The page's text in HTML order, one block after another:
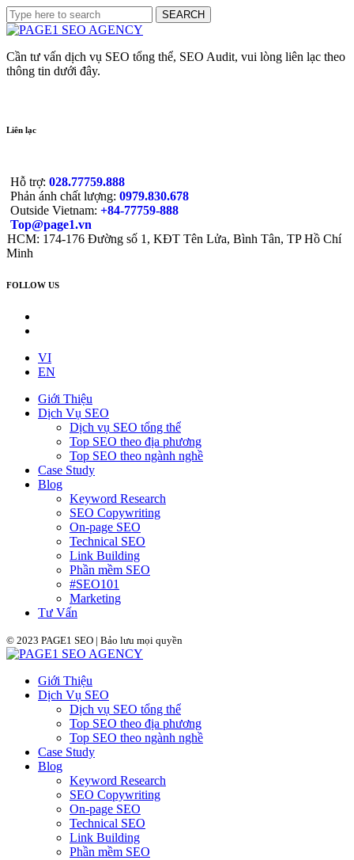
Cần tư vấn dịch vụ SEO tổng thể, SEO Audit, vui lòng liên lạc theo
thông tin dưới đây.
Liên lạc
Hỗ trợ: 028.77759.888
Phản ánh chất lượng: 0979.830.678
Outside Vietnam: +84-77759-888
Top@page1.vn
HCM: 174-176 Đường số 1, KĐT Tên Lửa, Bình Tân, TP Hồ Chí
Minh
FOLLOW US
VI
EN
Giới Thiệu
Dịch Vụ SEO
Dịch vụ SEO tổng thể
Top SEO theo địa phương
Top SEO theo ngành nghề
Case Study
Blog
Keyword Research
SEO Copywriting
On-page SEO
Technical SEO
Link Building
Phần mềm SEO
#SEO101
Marketing
Tư Vấn
© 2023 PAGE1 SEO | Bảo lưu mọi quyền
Giới Thiệu
Dịch Vụ SEO
Dịch vụ SEO tổng thể
Top SEO theo địa phương
Top SEO theo ngành nghề
Case Study
Blog
Keyword Research
SEO Copywriting
On-page SEO
Technical SEO
Link Building
Phần mềm SEO